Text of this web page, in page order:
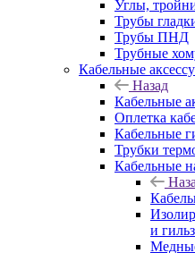
Углы,
Трубы
Трубы ПНД
Трубные
Кабельные
Назад
Кабельные
Оплетка
Кабельные
Трубки
Кабельные
и